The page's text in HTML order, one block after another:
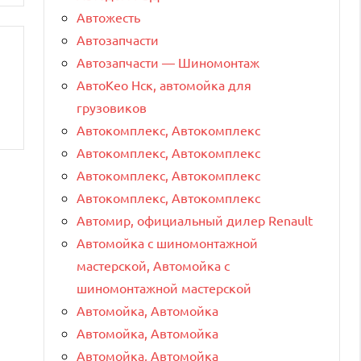
Автожесть
Автозапчасти
Автозапчасти — Шиномонтаж
АвтоКео Нск, автомойка для
грузовиков
Автокомплекс, Автокомплекс
Автокомплекс, Автокомплекс
Автокомплекс, Автокомплекс
Автокомплекс, Автокомплекс
Автомир, официальный дилер Renault
Автомойка с шиномонтажной
мастерской, Автомойка с
шиномонтажной мастерской
Автомойка, Автомойка
Автомойка, Автомойка
Автомойка, Автомойка